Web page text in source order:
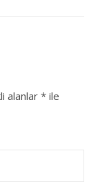
alanlar* ile